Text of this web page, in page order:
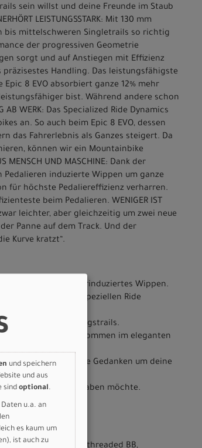
sein willst und deine Freunde im Staub
LEISTUNGSSTARK: Mit 130 mm
bis mittelschweren Singletrails so richtig
der progressiven Geometrie
sorgt und auf Anstiegen mit Effizienz
Handling. Das leistungsfähigste
Epic 8 EVO absorbiert ganze 12% mehr
bist. Während andere schon
WERK: Das Specialized Ride Dynamics
an. So auch beim Epic 8 EVO, dessen
das Fahrerlebnis als Ganzes steigert. Da
können wir ein Mountainbike
UND MASCHINE: Dank der
Pedalieren induzierte Wippen um ganze
für höchste Pedaliereffizienz verharren.
beim Pedalieren. WENIGER IST
leichter, aber gleichzeitig um zwei neue
Panne auf dem Track. Und der
Kurve kratzt“.
20% weniger pedalierinduziertes Wippen.
Elite Dämpfer mit speziellen Ride
auf den Lieblingstrails.
Spitzenklasse und kommen im eleganten
musst du dir keine Gedanken um deine
dem Track dabeihaben möchte.
und speichern
und aus
sind optional.
u.a. an
es kaum um
ist auch zu